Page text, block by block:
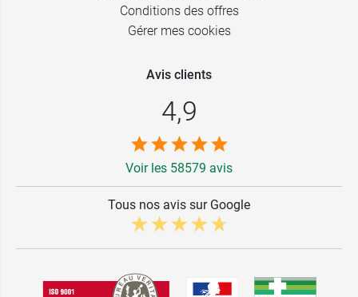
Conditions des offres
Gérer mes cookies
Avis clients
4,9
Voir les 58579 avis
Tous nos avis sur Google